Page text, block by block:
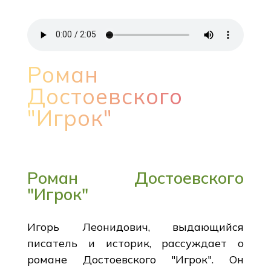
Роман
Достоевского
"Игрок"
Роман Достоевского
"Игрок"
Игорь Леонидович, выдающийся
писатель и историк, рассуждает о
романе Достоевского "Игрок". Он